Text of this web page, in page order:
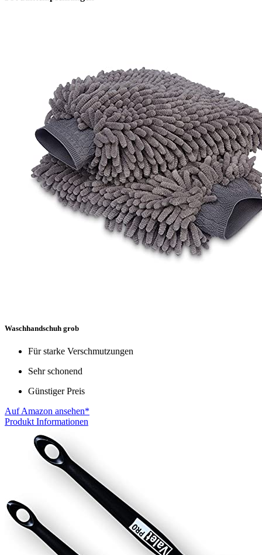
Waschhandschuh grob
Für starke Verschmutzungen
Sehr schonend
Günstiger Preis
Auf Amazon ansehen*
Produkt Informationen